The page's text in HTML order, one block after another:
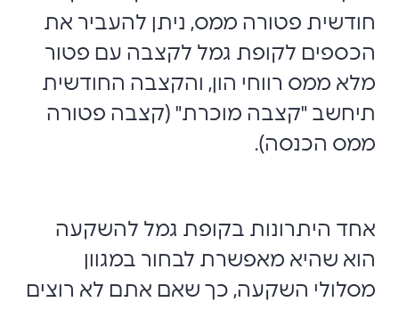
חודשית פטורה ממס, ניתן להעביר את
הכספים לקופת גמל לקצבה עם פטור
מלא ממס רווחי הון, והקצבה החודשית
תיחשב "קצבה מוכרת" (קצבה פטורה
ממס הכנסה).
אחד היתרונות בקופת גמל להשקעה
הוא שהיא מאפשרת לבחור במגוון
מסלולי השקעה, כך שאם אתם לא רוצים